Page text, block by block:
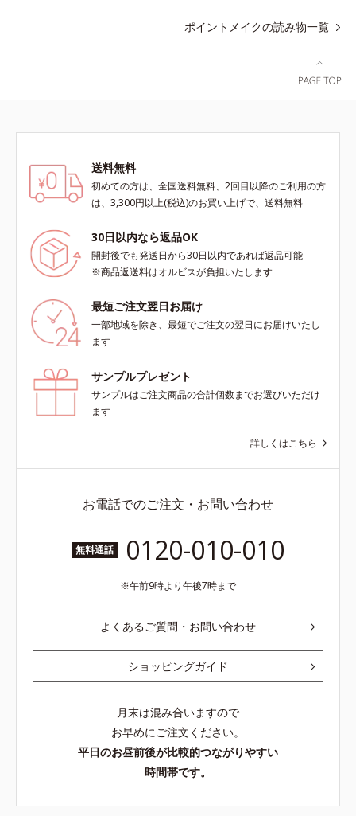
ポイントメイクの読み物一覧
送料無料
初めての方は、全国送料無料、2回目以降のご利用の方
は、3,300円以上(税込)のお買い上げで、送料無料
30日以内なら返品OK
開封後でも発送日から30日以内であれば返品可能
※商品返送料はオルビスが負担いたします
最短ご注文翌日お届け
一部地域を除き、最短でご注文の翌日にお届けいたし
ます
サンプルプレゼント
サンプルはご注文商品の合計個数までお選びいただけ
ます
詳しくはこちら
お電話でのご注文・お問い合わせ
無料通話 0120-010-010
午前9時より午後7時まで
よくあるご質問・お問い合わせ
ショッピングガイド
月末は混み合いますので
お早めにご注文ください。
平日のお昼前後が比較的つながりやすい
時間帯です。